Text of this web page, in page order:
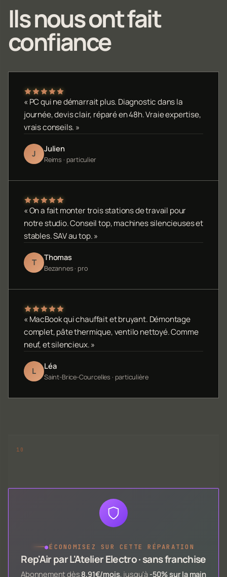
Ils nous ont fait
confiance
« PC qui ne démarrait plus. Diagnostic dans la
journée, devis clair, réparé en 48h. Vraie expertise,
vrais conseils. »
J Julien
Reims · particulier
« On a fait monter trois stations de travail pour
notre studio. Conseil top, machines silencieuses et
stables. SAV au top. »
T Thomas
Bezannes · pro
« MacBook qui chauffait et bruyant. Démontage
complet, pâte thermique, ventilo nettoyé. Comme
neuf, et silencieux. »
L Léa
Saint-Brice-Courcelles · particulière
●ÉCONOMISEZ SUR CETTE RÉPARATION
Rep'Air par L'Atelier Electro · sans franchise
Abonnement dès 8,91€/mois, jusqu'à -50% sur la main